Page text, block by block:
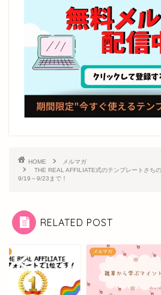
HOME
メルマガ
THE REAL AFFILIATE式のテンプレートさち
9/19～9/23まで！
RELATED POST
メルマガ